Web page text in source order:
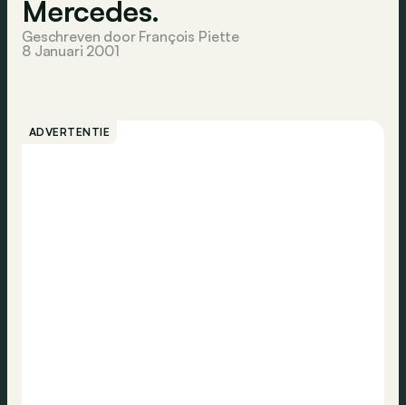
Mercedes.
Geschreven door François Piette
8 Januari 2001
ADVERTENTIE